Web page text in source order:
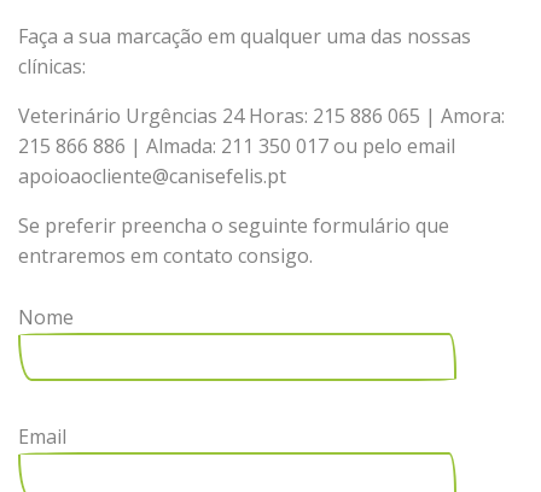
Faça a sua marcação em qualquer uma das nossas
clínicas:
Veterinário Urgências 24 Horas: 215 886 065 | Amora:
215 866 886 | Almada: 211 350 017 ou pelo email
apoioaocliente@canisefelis.pt
Se preferir preencha o seguinte formulário que
entraremos em contato consigo.
Nome
Email